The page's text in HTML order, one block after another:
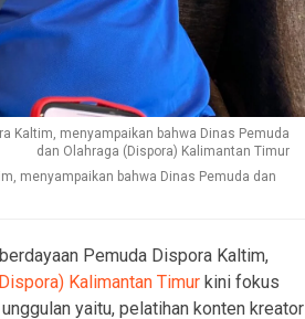
Kaltim, menyampaikan bahwa Dinas Pemuda
dan Olahraga (Dispora) Kalimantan Timur
menyampaikan bahwa Dinas Pemuda dan
Pemuda Dispora Kaltim,
Kalimantan Timur kini fokus
yaitu, pelatihan konten kreator